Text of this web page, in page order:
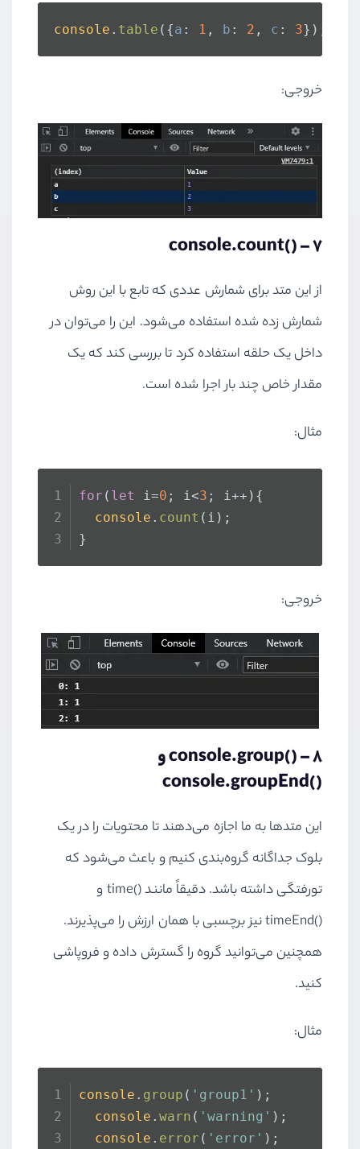
console . table ({a : 1 , b : 2 , c : 3});
خروجی:
7 –
console.count()
از این متد برای شمارش عددی که تابع با این روش
شمارش زده شده استفاده می‌شود. این را می‌توان در
داخل یک حلقه استفاده کرد تا بررسی کند که یک
مقدار خاص چند بار اجرا شده است.
مثال:
for ( let i=0 ; i<3 ; i++){
console . count (i);
}
خروجی:
8 –
console.group()و
console.groupEnd()
این متدها به ما اجازه می‌دهند تا محتویات را در یک
بلوک جداگانه گروه‌بندی کنیم و باعث می‌شود که
تورفتگی داشته باشد. دقیقاً مانند ()time و
()
timeEndنیز برچسبی با همان ارزش را می‌پذیرند.
همچنین می‌توانید گروه را گسترش داده و فروپاشی
کنید.
مثال:
console . group ( 'group1' );
console .warn ( 'warning' );
console . error ( 'error' );